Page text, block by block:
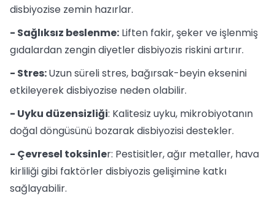
disbiyozise zemin hazırlar.
- Sağlıksız beslenme: Liften fakir, şeker ve işlenmiş
gıdalardan zengin diyetler disbiyozis riskini artırır.
- Stres:Uzun süreli stres, bağırsak-beyin eksenini
etkileyerek disbiyozise neden olabilir.
- Uyku düzensizliği: Kalitesiz uyku, mikrobiyotanın
doğal döngüsünü bozarak disbiyozisi destekler.
- Çevresel toksinler: Pestisitler, ağır metaller, hava
kirliliği gibi faktörler disbiyozis gelişimine katkı
sağlayabilir.